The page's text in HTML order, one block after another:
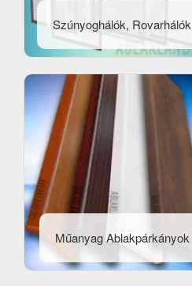
Szúnyoghálók, Rovarhálók
Műanyag Ablakpárkányok